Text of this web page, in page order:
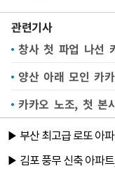
관련기사
창사 첫 파업 나선
양산 아래 모인 카